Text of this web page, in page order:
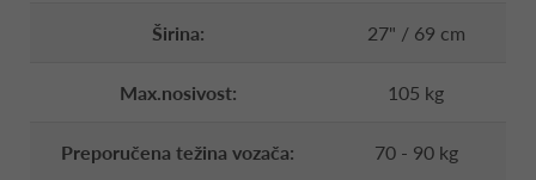
Širina: 27" / 69 cm
Max.nosivost: 105 kg
Preporučena težina vozača: 70 - 90 kg